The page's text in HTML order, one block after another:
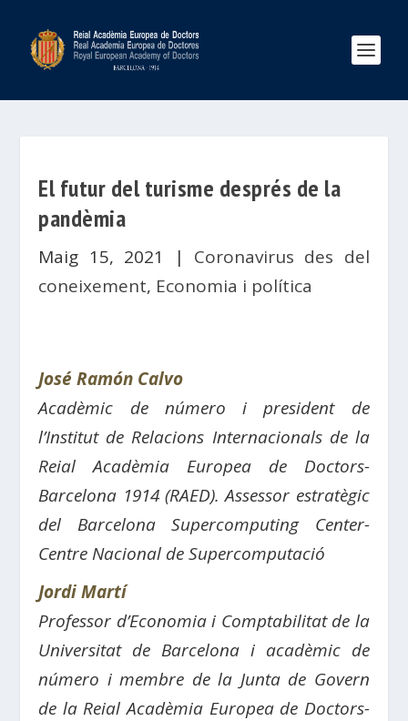
El futur del turisme després de la
pandèmia
Maig 15, 2021 | Coronavirus des del
coneixement, Economia i política
José Ramón Calvo
Acadèmic de número i president de
l’Institut de Relacions Internacionals de la
Reial Acadèmia Europea de Doctors-
Barcelona 1914 (RAED). Assessor estratègic
del Barcelona Supercomputing Center-
Centre Nacional de Supercomputació
Jordi Martí
Professor d’Economia i Comptabilitat de la
Universitat de Barcelona i acadèmic de
número i membre de la Junta de Govern
de la Reial Acadèmia Europea de Doctors-